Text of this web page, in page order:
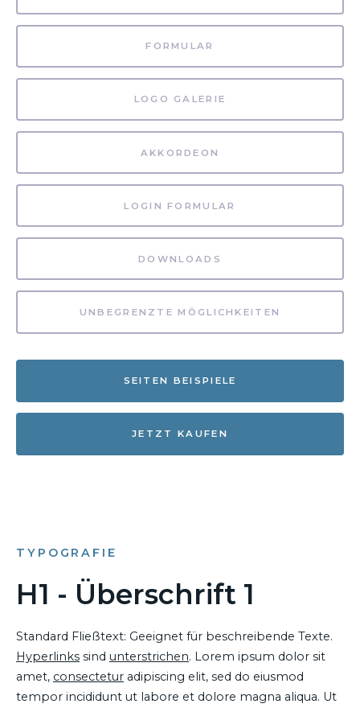
FORMULAR
LOGO GALERIE
AKKORDEON
LOGIN FORMULAR
DOWNLOADS
UNBEGRENZTE MÖGLICHKEITEN
SEITEN BEISPIELE
JETZT KAUFEN
TYPOGRAFIE
H1 - Überschrift 1
Standard Fließtext: Geeignet für beschreibende Texte.
Hyperlinks sind unterstrichen. Lorem ipsum dolor sit
amet, consectetur adipiscing elit, sed do eiusmod
tempor incididunt ut labore et dolore magna aliqua. Ut